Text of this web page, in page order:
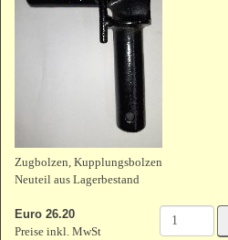
Zugbolzen, Kupplungsbolzen
Neuteil aus Lagerbestand
Euro 26.20
Preise inkl. MwSt